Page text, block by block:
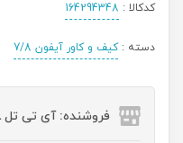
کدکالا : 164294348
دسته :کیف و کاور آیفون 7/8
فروشنده: آی تی تل I.T.TEL